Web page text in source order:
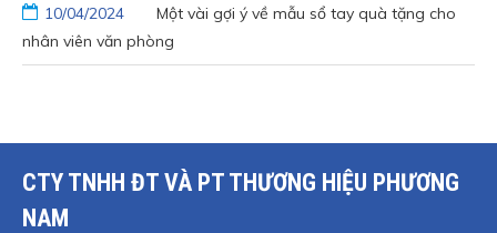
10/04/2024
Một vài gợi ý về mẫu sổ tay quà tặng cho
nhân viên văn phòng
CTY TNHH ĐT VÀ PT THƯƠNG HIỆU PHƯƠNG
NAM